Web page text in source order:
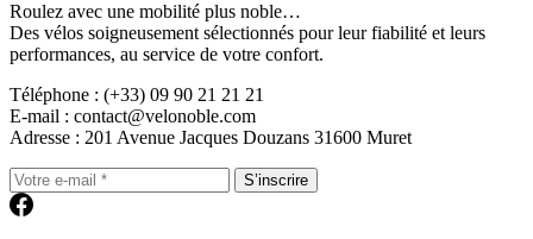
Roulez avec une mobilité plus noble…
Des vélos soigneusement sélectionnés pour leur fiabilité et leurs
performances, au service de votre confort.
Téléphone : (+33) 09 90 21 21 21
E-mail : contact@velonoble.com
Adresse : 201 Avenue Jacques Douzans 31600 Muret
S’inscrire